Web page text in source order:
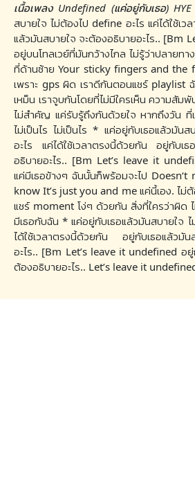
เนื้อเพลง Undefined (แค่อยู่กับเธอ)
สบายใจ ไม่ต้องไป define อะไร แค่ได้ใช้เ
แล้วมันสบายใจ จะต้องอธิบายอะไร.. [Bm
อยู่บนโทลเวย์ที่มันกว้างไกล ไม่รู้ว่าปลายท
ที่ด้านซ้าย Your sticky fingers and the
เพราะ gps ผิด เราดีกันตอนแชร์ playlist
เหม็น เราจูบกันโดยที่ไม่มีใครเห็น ความสัมพั
ไม่สำคัญ แค่รับรู้ถึงกันด้วยใจ หากถึงวัน ที่
ไม่เป็นไร ไม่เป็นไร * แค่อยู่กับเธอแล้วมัน
อะไร แค่ได้ใช้เวลาตรงนี้ด้วยกัน อยู่กับเ
อธิบายอะไร.. [Bm Let’s leave it
แค่มีเธอข้างๆ ฉันนั้นก็พร้อมจะไป
know It’s just you and me แค่นี้เอง. ไม่
แชร์ moment โง่ๆ ด้วยกัน สิ่งที่ใครว่าผิด
มีเธอกับฉัน * แค่อยู่กับเธอแล้วมันสบายใจ
ได้ใช้เวลาตรงนี้ด้วยกัน อยู่กับเธอแล้วมั
อะไร.. [Bm Let’s leave it undefined อยู่
ต้องอธิบายอะไร.. Let’s leave it